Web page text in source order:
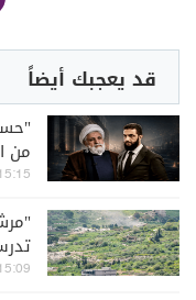
قد يعجبك أيضاً
من
| 2026-08-08
| 2026-08-08